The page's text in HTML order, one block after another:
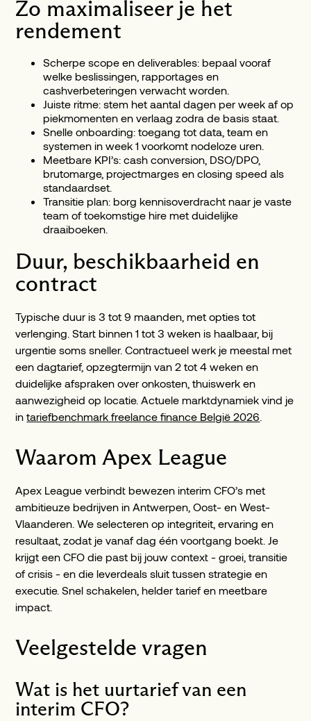
Zo maximaliseer je het
rendement
Scherpe scope en deliverables: bepaal vooraf
welke beslissingen, rapportages en
cashverbeteringen verwacht worden.
Juiste ritme: stem het aantal dagen per week af op
piekmomenten en verlaag zodra de basis staat.
Snelle onboarding: toegang tot data, team en
systemen in week 1 voorkomt nodeloze uren.
Meetbare KPI’s: cash conversion, DSO/DPO,
brutomarge, projectmarges en closing speed als
standaardset.
Transitie plan: borg kennisoverdracht naar je vaste
team of toekomstige hire met duidelijke
draaiboeken.
Duur, beschikbaarheid en
contract
Typische duur is 3 tot 9 maanden, met opties tot
verlenging. Start binnen 1 tot 3 weken is haalbaar, bij
urgentie soms sneller. Contractueel werk je meestal met
een dagtarief, opzegtermijn van 2 tot 4 weken en
duidelijke afspraken over onkosten, thuiswerk en
aanwezigheid op locatie. Actuele marktdynamiek vind je
intariefbenchmark freelance finance België 2026
Waarom Apex League
Apex League verbindt bewezen interim CFO’s met
ambitieuze bedrijven in Antwerpen, Oost- en West-
Vlaanderen. We selecteren op integriteit, ervaring en
resultaat, zodat je vanaf dag één voortgang boekt. Je
krijgt een CFO die past bij jouw context - groei, transitie
of crisis - en die leverdeals sluit tussen strategie en
executie. Snel schakelen, helder tarief en meetbare
impact.
Veelgestelde vragen
Wat is het uurtarief van een
interim CFO?